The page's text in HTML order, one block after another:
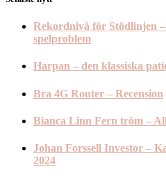
Rekordnivå för Stödlinjen
spelproblem
Harpan – den klassiska
Bra 4G Router – Recension
Bianca Linn Fern tröm –
Johan Forssell Investor –
2024